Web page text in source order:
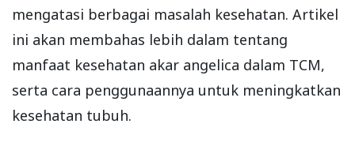
mengatasi berbagai masalah kesehatan. Artikel
ini akan membahas lebih dalam tentang
manfaat kesehatan akar angelica dalam TCM,
serta cara penggunaannya untuk meningkatkan
kesehatan tubuh.